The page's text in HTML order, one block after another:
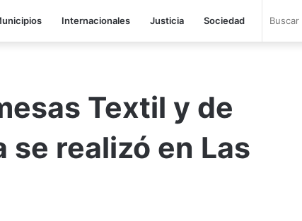
Internacionales Justicia Sociedad
Textil y de
se realizó en Las